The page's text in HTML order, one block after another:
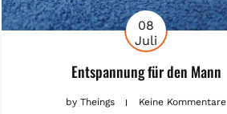
08
Juli
Entspannung für den Mann
by Theings Keine Kommentare